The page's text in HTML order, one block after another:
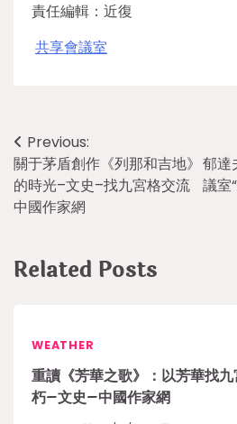
責任編輯：近復
共享會議室
Post
navigation
Previous:
關于茅盾創作《列那和吉地》
的時光–文史–找九宮格交流
中國作家網
郁達
議室
Related Posts
WEATHER
重讀《芳華之歌》：以芳華找
朽–文史–中國作家網